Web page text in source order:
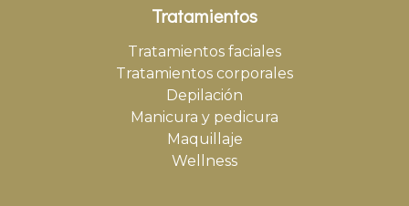
Tratamientos
Tratamientos faciales
Tratamientos corporales
Depilación
Manicura y pedicura
Maquillaje
Wellness